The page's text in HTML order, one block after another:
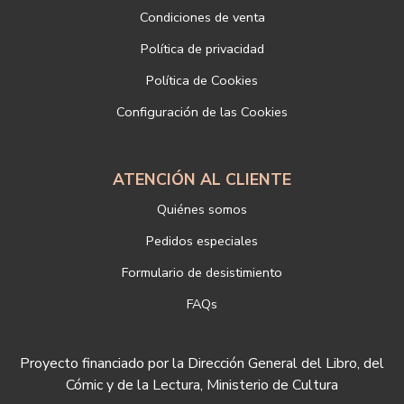
info@libreriadeportiva.com
Si desea ampliar información sobre la política de privacidad de
https://www.libreriadeportiva.com/proteccion-de-datos
Condiciones de venta
Política de privacidad
Política de Cookies
Configuración de las Cookies
ATENCIÓN AL CLIENTE
Quiénes somos
Pedidos especiales
Formulario de desistimiento
FAQs
Proyecto financiado por la Dirección General del Libro, del
Cómic y de la Lectura, Ministerio de Cultura